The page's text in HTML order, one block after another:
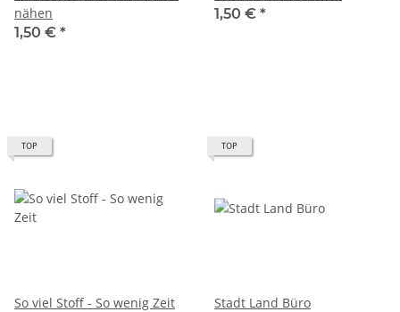
nähen
1,50 € *
1,50 € *
TOP
So viel Stoff - So wenig Zeit
TOP
Stadt Land Büro